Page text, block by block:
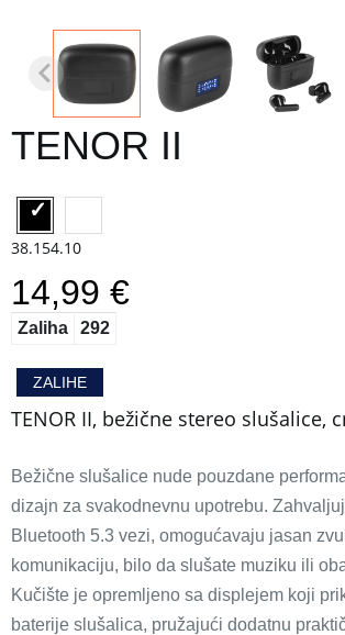
TENOR II
38.154.10
14,99 €
Zaliha 292
ZALIHE
TENOR II, bežične stereo slušalice,
Bežične slušalice nude pouzdane
dizajn za svakodnevnu upotrebu.
Bluetooth 5.3 vezi, omogućavaju jasan
komunikaciju, bilo da slušate muziku ili
Kučište je opremljeno sa displejem koji
baterije slušalica, pružajući dodatnu